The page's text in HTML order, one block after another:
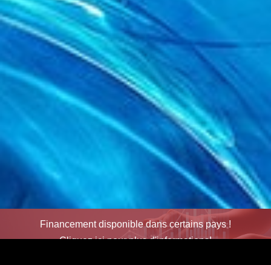
Financement disponible dans certains pays !
Cliquez ici pour plus d'informations!